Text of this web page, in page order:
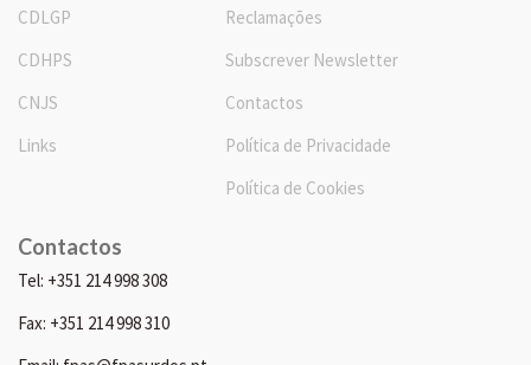
CDLGP
CDHPS
CNJS
Links
Reclamações
Subscrever Newsletter
Contactos
Política de Privacidade
Política de Cookies
Contactos
Tel: +351 214 998 308
Fax: +351 214 998 310